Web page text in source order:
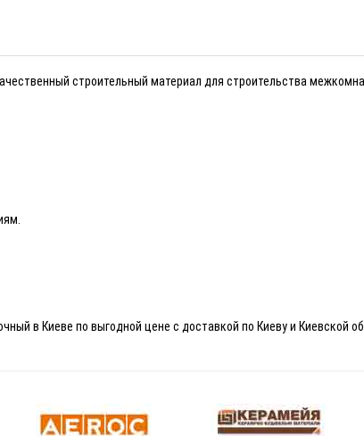
строительный материал для строительства
в Киеве по выгодной цене с доставкой по Киеву и Киевской